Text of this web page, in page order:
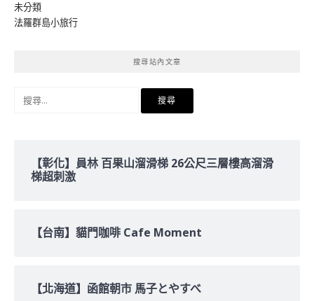
未分類
法羅群島小旅行
搜尋站內文章
【彰化】員林 百果山溜滑梯 26公尺三層樓高溜滑
梯超刺激
【台南】貓門咖啡 Cafe Moment
【北海道】函館朝市 馬子とやすべ